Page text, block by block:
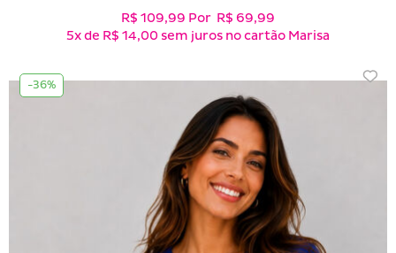
R$ 109,99 Por R$ 69,99
5xde R$ 14,00 sem juros no cartão Marisa
-36%